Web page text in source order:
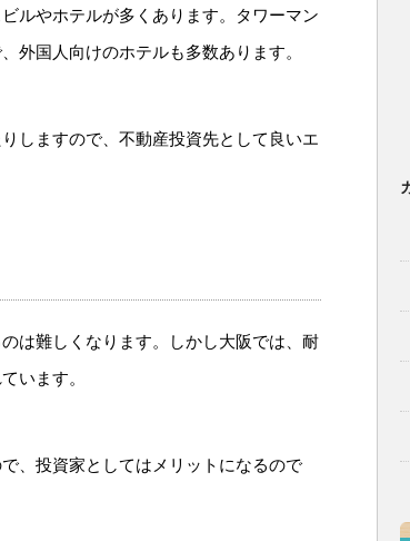
ルやホテルが多くあります。タワーマン
外国人向けのホテルも多数あります。
しますので、不動産投資先として良いエ
は難しくなります。しかし大阪では、耐
います。
、投資家としてはメリットになるので